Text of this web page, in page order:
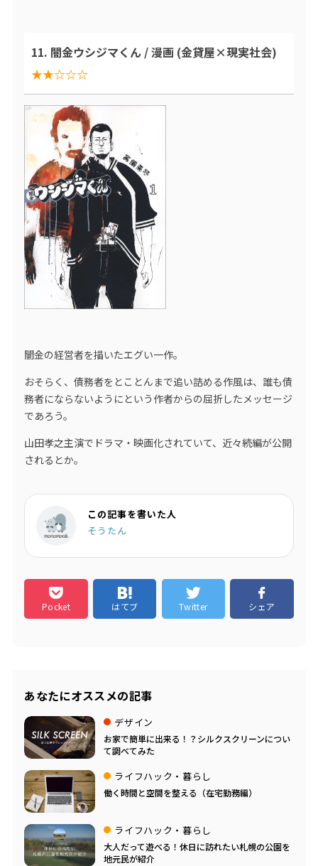
11. 闇金ウシジマくん / 漫画 (金貸屋×現実社会)
★★☆☆☆
闇金の経営者を描いたエグい一作。
おそらく、債務者をとことんまで追い詰める作風は、誰も債
務者にならないようにという作者からの屈折したメッセージ
であろう。
山田孝之主演でドラマ・映画化されていて、近々続編が公開
されるとか。
この記事を書いた人
そうたん
Pocket はてブ Twitter シェア
あなたにオススメの記事
デザイン
お家で簡単に出来る！？シルクスクリーンについ
て調べてみた
ライフハック・暮らし
働く時間と空間を整える（在宅勤務編）
ライフハック・暮らし
大人だって遊べる！休日に訪れたい札幌の公園を
地元民が紹介